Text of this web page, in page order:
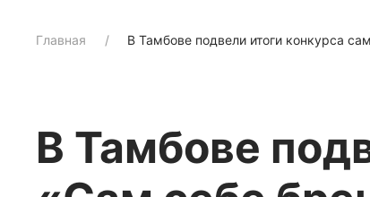
Главная В Тамбове подвели итоги конкурса
В Тамбове